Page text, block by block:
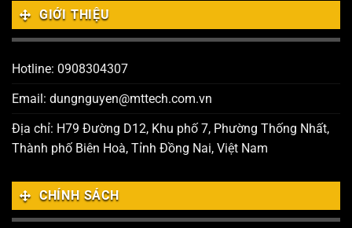
GIỚI THIỆU
Hotline: 0908304307
Email: dungnguyen@mttech.com.vn
Địa chỉ: H79 Đường D12, Khu phố 7, Phường Thống Nhất,
Thành phố Biên Hoà, Tỉnh Đồng Nai, Việt Nam
CHÍNH SÁCH